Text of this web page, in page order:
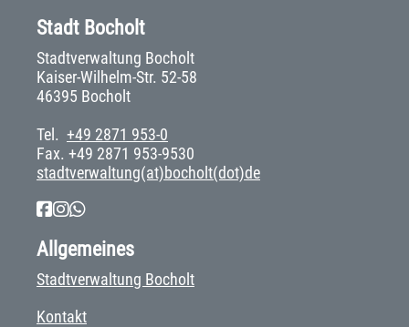
Stadt Bocholt
Stadtverwaltung Bocholt
Kaiser-Wilhelm-Str. 52-58
46395 Bocholt
Tel. +49 2871 953-0
Fax. +49 2871 953-9530
stadtverwaltung(at)bocholt(dot)de
Allgemeines
Stadtverwaltung Bocholt
Kontakt